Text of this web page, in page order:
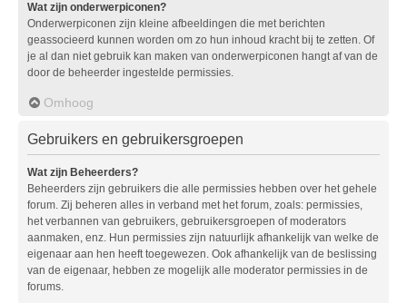
Wat zijn onderwerpiconen?
Onderwerpiconen zijn kleine afbeeldingen die met berichten
geassocieerd kunnen worden om zo hun inhoud kracht bij te zetten. Of
je al dan niet gebruik kan maken van onderwerpiconen hangt af van de
door de beheerder ingestelde permissies.
Omhoog
Gebruikers en gebruikersgroepen
Wat zijn Beheerders?
Beheerders zijn gebruikers die alle permissies hebben over het gehele
forum. Zij beheren alles in verband met het forum, zoals: permissies,
het verbannen van gebruikers, gebruikersgroepen of moderators
aanmaken, enz. Hun permissies zijn natuurlijk afhankelijk van welke de
eigenaar aan hen heeft toegewezen. Ook afhankelijk van de beslissing
van de eigenaar, hebben ze mogelijk alle moderator permissies in de
forums.